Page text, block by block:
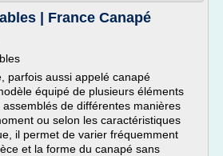
| France Canapé
parfois aussi appelé canapé
équipé de plusieurs éléments
de différentes manières
ou selon les caractéristiques
il permet de varier fréquemment
et la forme du canapé sans